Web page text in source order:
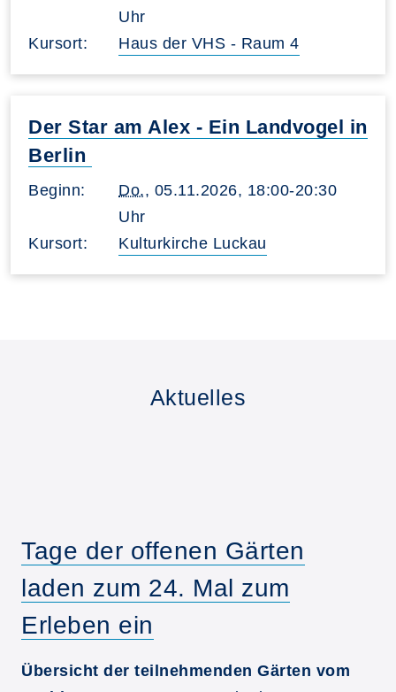
Uhr
Kursort:
Haus der VHS - Raum 4
Der Star am Alex - Ein Landvogel in
Berlin
Beginn: Do., 05.11.2026, 18:00-20:30
Uhr
Kursort:
Kulturkirche Luckau
Aktuelles
Tage der offenen Gärten
laden zum 24. Mal zum
Erleben ein
Übersicht der teilnehmenden Gärten vom